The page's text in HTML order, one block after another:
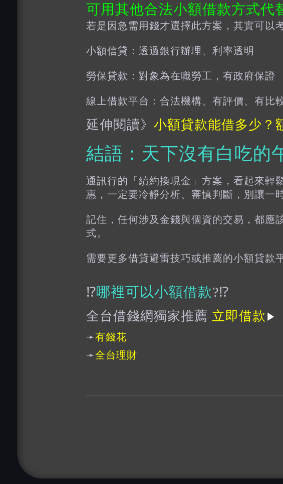
可用其他合法小額借款方式代
若是因急需用錢才選擇此方案，其實可以
小額信貸：透過銀行辦理、利率透明
勞保貸款：對象為在職勞工，有政府保證
線上借款平台：合法機構、有評價、有比
延伸閱讀》 小額貸款能借多少？
結語：天下沒有白吃的
通訊行的「續約換現金」方案，看起來輕
惠，一定要冷靜分析、審慎判斷，別讓一
記住，任何涉及金錢與個資的交易，都應
式。
需要更多借貸避雷技巧或推薦的小額貸款
⁉️哪裡可以小額借款?⁉️
全台借錢網獨家推薦 立即借款 ▶
➛有錢花
➛全台理財